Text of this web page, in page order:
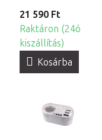
21 590 Ft
Raktáron (24ó
kiszállítás)
Kosárba